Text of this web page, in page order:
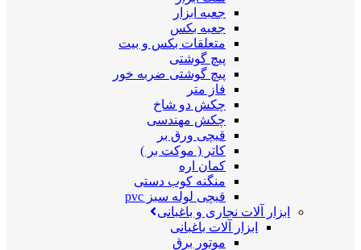
جعبه ابزار
جعبه بکس
متعلقات بکس و بیت
پیچ گوشتی
پیچ گوشتی ضربه خور
فاز متر
چکش دو شاخ
چکش مهندسی
قیچی ورق بر
کاتر ( موکت بر )
کمان اره
منگنه کوب دستی
قیچی لوله سبز pvc
ابزار آلات نجاری و باغبانی
ابزار آلات باغبانی
موتور برق